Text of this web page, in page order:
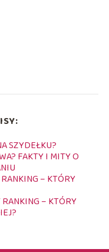
SZYDEŁKU?
FAKTY I MITY O
– KTÓRY
– KTÓRY